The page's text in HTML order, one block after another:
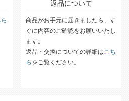
返品について
商品がお手元に届きましたら、す
ぐに内容のご確認をお願いいたし
ます。
返品・交換についての詳細はこち
ら をご覧ください。